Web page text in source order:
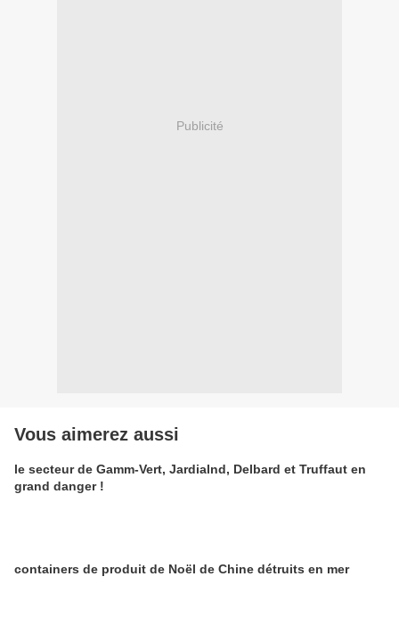
Publicité
Vous aimerez aussi
le secteur de Gamm-Vert, Jardialnd, Delbard et Truffaut en
grand danger !
containers de produit de Noël de Chine détruits en mer